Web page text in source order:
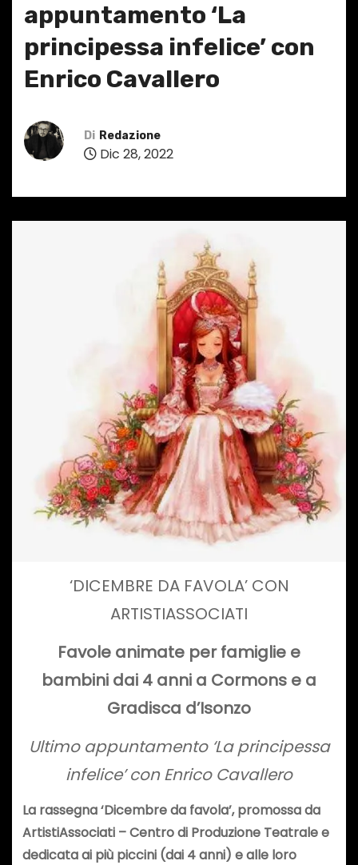
appuntamento ‘La
principessa infelice’ con
Enrico Cavallero
Di Redazione
Dic 28, 2022
‘DICEMBRE DA FAVOLA’ CON
ARTISTIASSOCIATI
Favole animate per famiglie e
bambini dai 4 anni a Cormons e a
Gradisca d’Isonzo
Ultimo appuntamento ‘La principessa
infelice’ con Enrico Cavallero
La rassegna ‘Dicembre da favola’, promossa da
ArtistiAssociati – Centro di Produzione Teatrale e
dedicata ai più piccini (dai 4 anni) e alle loro